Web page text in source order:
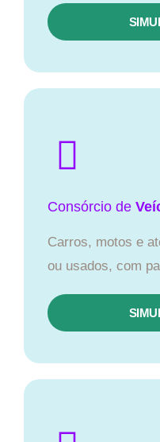
Consórcio de
Carros, motos e
ou usados, com